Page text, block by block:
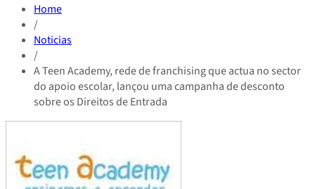
Home
/
Noticias
/
A Teen Academy, rede de franchising que actua no sector
do apoio escolar, lançou uma campanha de desconto
sobre os Direitos de Entrada